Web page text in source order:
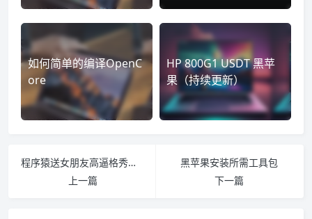
如何简单的编译OpenC
ore
HP 800G1 USDT 黑苹
果（持续更新）
程序猿送女朋友高逼格秀恩爱礼物
上一篇
黑苹果安装所需工具包
下一篇